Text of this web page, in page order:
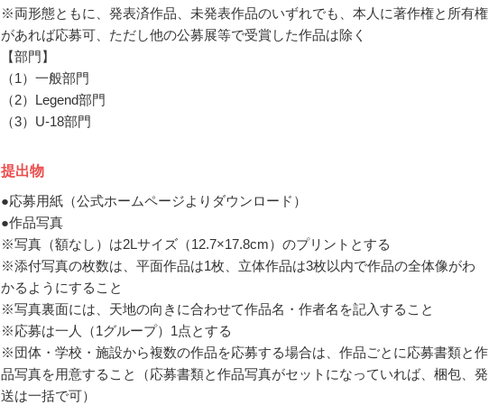
※両形態ともに、発表済作品、未発表作品のいずれでも、本人に著作権と所有権
があれば応募可、ただし他の公募展等で受賞した作品は除く
【部門】
（1）一般部門
（2）Legend部門
（3）U-18部門
提出物
●応募用紙（公式ホームページよりダウンロード）
●作品写真
※写真（額なし）は2Lサイズ（12.7×17.8cm）のプリントとする
※添付写真の枚数は、平面作品は1枚、立体作品は3枚以内で作品の全体像がわ
かるようにすること
※写真裏面には、天地の向きに合わせて作品名・作者名を記入すること
※応募は一人（1グループ）1点とする
※団体・学校・施設から複数の作品を応募する場合は、作品ごとに応募書類と作
品写真を用意すること（応募書類と作品写真がセットになっていれば、梱包、発
送は一括で可）